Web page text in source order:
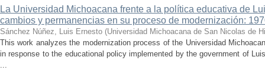
La Universidad Michoacana frente a la política educativa de
cambios y permanencias en su proceso de modernización:
Sánchez Núñez, Luis Ernesto (Universidad Michoacana de San Nicolas de
This work analyzes the modernization process of the Universidad
in response to the educational policy implemented by the government of
...